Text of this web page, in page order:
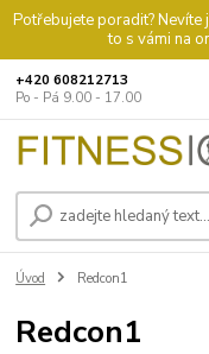
Potřebujete poradit?
to s vámi na
+420 608212713
Po - Pá 9.00 - 17.00
Úvod Redcon1
Redcon1